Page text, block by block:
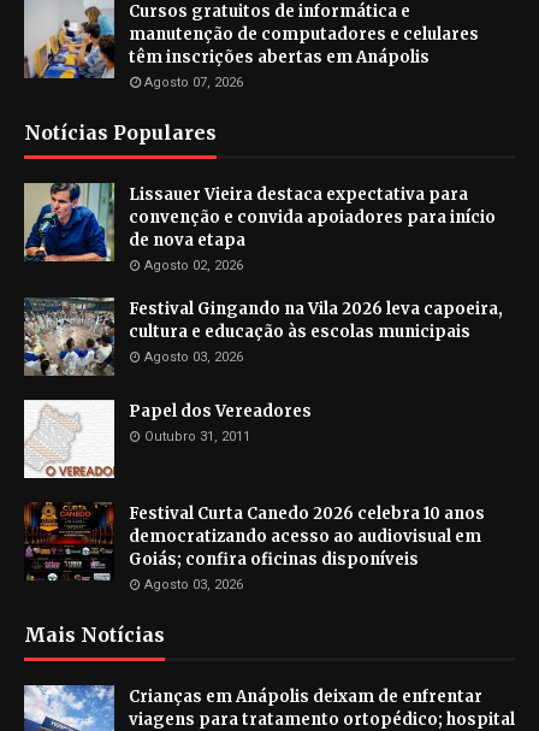
Cursos gratuitos de informática e
manutenção de computadores e celulares
têm inscrições abertas em Anápolis
Agosto 07, 2026
Notícias Populares
Lissauer Vieira destaca expectativa para
convenção e convida apoiadores para início
de nova etapa
Agosto 02, 2026
Festival Gingando na Vila 2026 leva capoeira,
cultura e educação às escolas municipais
Agosto 03, 2026
Papel dos Vereadores
Outubro 31, 2011
Festival Curta Canedo 2026 celebra 10 anos
democratizando acesso ao audiovisual em
Goiás; confira oficinas disponíveis
Agosto 03, 2026
Mais Notícias
Crianças em Anápolis deixam de enfrentar
viagens para tratamento ortopédico; hospital